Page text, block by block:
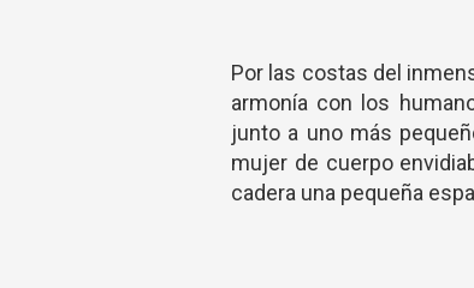
Por las costas del
armonía con los
junto a uno más
mujer de cuerpo
cadera una pequeña